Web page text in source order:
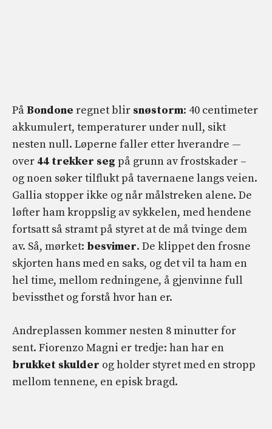
PåBondone regnet blir snøstorm: 40 centimeter
akkumulert, temperaturer under null, sikt
nesten null. Løperne faller etter hverandre —
over 44 trekker seg på grunn av frostskader –
og noen søker tilflukt på tavernaene langs veien.
Gallia stopper ikke og når målstreken alene. De
løfter ham kroppslig av sykkelen, med hendene
fortsatt så stramt på styret at de må tvinge dem
av. Så, mørket: besvimer. De klippet den frosne
skjorten hans med en saks, og det vil ta ham en
hel time, mellom redningene, å gjenvinne full
bevissthet og forstå hvor han er.
Andreplassen kommer nesten 8 minutter for
sent. Fiorenzo Magni er tredje: han har en
brukket skulder og holder styret med en stropp
mellom tennene, en episk bragd.